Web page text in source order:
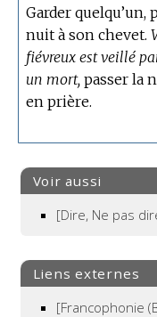
Garder
nuit à son chevet.
fiévreux est veillé
un mort, passer la
en prière.
Voir aussi
[Dire, Ne pas
Liens externes
[Francophonie